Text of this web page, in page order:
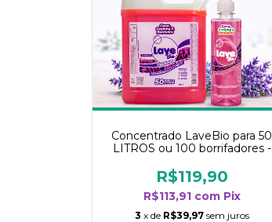
Concentrado LaveBio para 50
LITROS ou 100 borrifadores -
- Lavanda
R$119,90
R$113,91 com Pix
3 x de R$39,97 sem juros